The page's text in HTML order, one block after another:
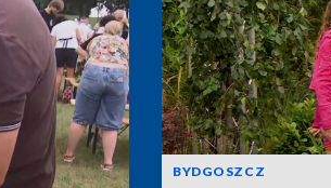
BYDGOSZCZ